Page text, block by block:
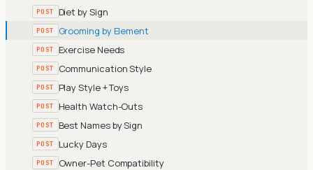
POST Diet by Sign
POST Grooming by Element
POST Exercise Needs
POST Communication Style
POST Play Style + Toys
POST Health Watch-Outs
POST Best Names by Sign
POST Lucky Days
POST Owner-Pet Compatibility